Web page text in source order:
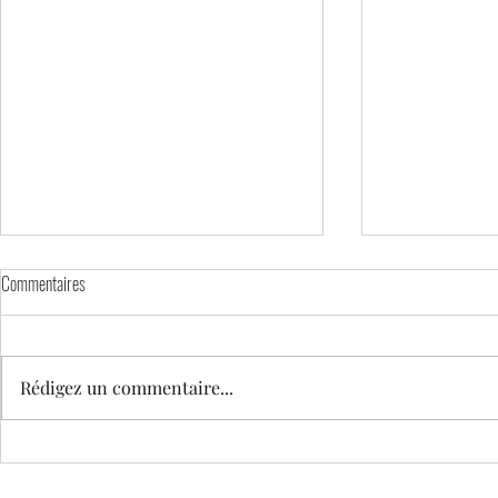
Banana Bread
Commentaires
Rédigez un commentaire...